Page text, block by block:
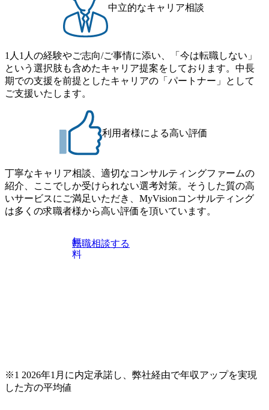
みを行うプロフェッショナルチームです。 今回1day選考対
象となるポジションは下記となります。 ・コンサルタント
(調達改革・設備O&M)【SCS SU】 ・コンサルタント(ECM/
流改革/需給プロセス改革)【SSC SU】 ・SCM/ECMデータ・
プロセス分析・AI活用_Sustainable SCM Strategy Unit(Strategy
Consultant職)≪東京・大阪≫ ・コンサルタント(SCS SUオー
プンポジション)【SCS SU】 ※当日は全体での会社説明な
どはなく、個別選考のみの実施を予定しています ※1名あた
りの拘束時間は1時間～最大2時間半程度を想定しています
※1次面接と最終面接の間をなるべく空けないよう調整して
おりますが、調整が叶わないケースもございます オンライ
ン 書類選考通過者
にはWebテストを8月20日までに受験いただきます ・8月21
日までにプログラム参加者をご案内します ・初回プログラ
ム : 8月29日(土)10:00～13:30 @ベイン東京オフィス(六本木)
・プログラム期間中はコンサルタントとの食事会、プロジ
ェクトのご紹介、ケースワークショップなどを実施します
・10月17日(土)開催の選考会にて採用面接を実施する予定で
す ※ご都合が合わない方は別途調整いたします 初回プロ
ラインまたはオフラインの実施 ※東京オフィスのみのご応
募となります。他オフィス希望を含めたご応募はお受けい
たしかねますのでご了承ください ● フルタイムでの職務経
歴を2年以上お持ちの方で、東京オフィスのコンサルタント
ポジションに応募意思がある方 ● 英語・日本語ともにビジ
ネスレベルの方 ※日本語が母国語でない方は日本語能力
試験N1またはそれ相当の上級レベルの日本語力(会話・読解
力)
中立的なキャリア相談
1人1人の経験やご志向/ご事情に添い、「今は転職しない」
という選択肢も含めたキャリア提案をしております。中長
期での支援を前提としたキャリアの「パートナー」として
ご支援いたします。
利用者様による高い評価
丁寧なキャリア相談、適切なコンサルティングファームの
紹介、ここでしか受けられない選考対策。そうした質の高
いサービスにご満足いただき、MyVisionコンサルティング
は多くの求職者様から高い評価を頂いています。
無
料
転職相談する
※1 2026年1月に内定承諾し、弊社経由で年収アップを実現
した方の平均値